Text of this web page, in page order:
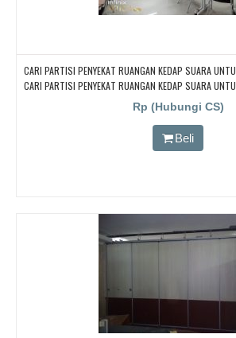
CARI PARTISI PENYEKAT RUANGAN KEDAP SUARA
CARI PARTISI PENYEKAT RUANGAN KEDAP SUARA
CARI PARTISI PENYEKAT RUANGAN KEDAP SUARA
CARI PARTISI PENYEKAT RUANGAN KEDAP SUARA
CARI PARTISI PENYEKAT RUANGAN KEDAP SUARA
Rp (Hubungi CS)
Beli